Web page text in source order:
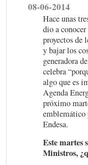
08-06-2014
Hace unas
dio a
proyectos de
y bajar los
generadora
celebra
algo que es
Agenda
próximo
emblemático
Endesa.
Este martes
Ministros,